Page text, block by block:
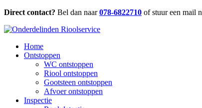
Direct contact? Bel dan naar078-6822710 of stuur een mail
Home
Ontstoppen
WC ontstoppen
Riool ontstoppen
Gootsteen ontstoppen
Afvoer ontstoppen
Inspectie